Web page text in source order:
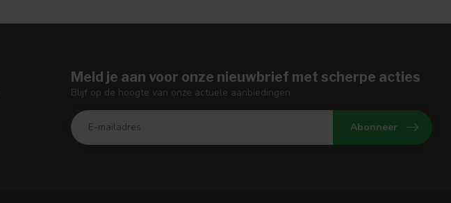
Meld je aan voor onze nieuwbrief met scherpe acties
Blijf op de hoogte van onze actuele aanbiedingen
Abonneer